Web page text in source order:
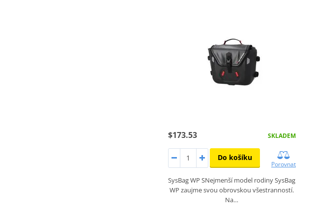
$173.53 SKLADEM
Do košíku
Porovnat
SysBag WP SNejmenší model rodiny SysBag
WP zaujme svou obrovskou všestranností.
Na…